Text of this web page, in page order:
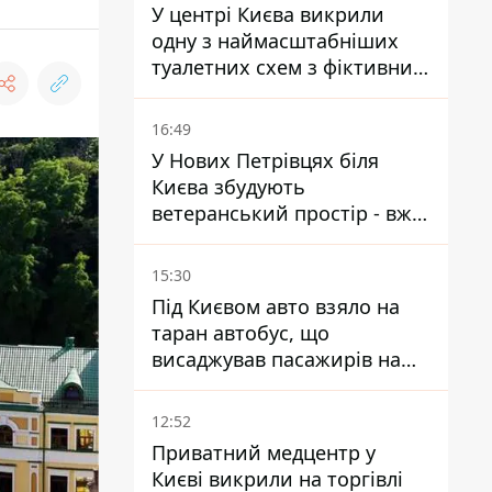
У центрі Києва викрили
одну з наймасштабніших
туалетних схем з фіктивним
будинком
16:49
У Нових Петрівцях біля
Києва збудують
ветеранський простір - вже
знайшли проєктанта
15:30
Під Києвом авто взяло на
таран автобус, що
висаджував пасажирів на
зупинці - пасажирка в
лікарні
12:52
Приватний медцентр у
Києві викрили на торгівлі